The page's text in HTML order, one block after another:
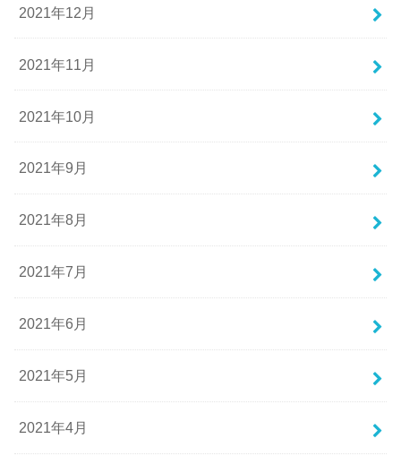
2021年12月
2021年11月
2021年10月
2021年9月
2021年8月
2021年7月
2021年6月
2021年5月
2021年4月